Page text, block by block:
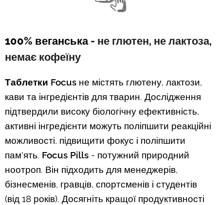
100% веганська- не глютен, не лактоза,
немає кофеїну
Таблетки Focus не містять глютену, лактози,
кави та інгредієнтів для тварин. Дослідження
підтвердили високу біологічну ефективність,
активні інгредієнти можуть поліпшити реакційні
можливості, підвищити фокус і поліпшити
пам'ять. Focus Pills - потужний природний
ноотроп. Він підходить для менеджерів,
бізнесменів, гравців, спортсменів і студентів
(від 18 років). Досягніть кращої продуктивності